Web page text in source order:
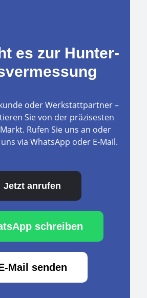
es zur Hunter-
oder Werkstattpartner –
Sie von der präzisesten
Rufen Sie uns an oder
via WhatsApp oder E-Mail.
Jetzt anrufen
schreiben
Mail senden